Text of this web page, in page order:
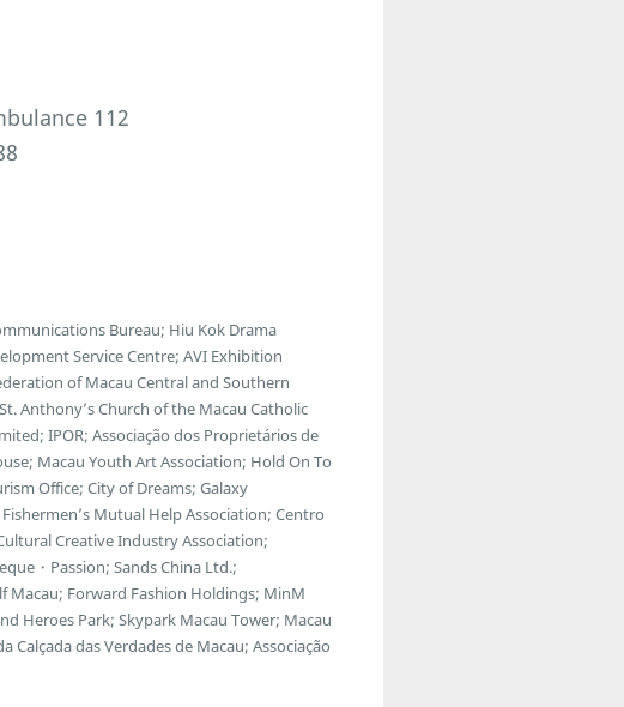
112
Bureau; Hiu Kok Drama
Service Centre; AVI Exhibition
of Macau Central and Southern
Anthony’s Church of the Macau Catholic
IPOR; Associação dos Proprietários de
Macau Youth Art Association; Hold On To
Office; City of Dreams; Galaxy
Mutual Help Association; Centro
Creative Industry Association;
・Passion; Sands China Ltd.;
Macau; Forward Fashion Holdings; MinM
Heroes Park; Skypark Macau Tower; Macau
das Verdades de Macau; Associação